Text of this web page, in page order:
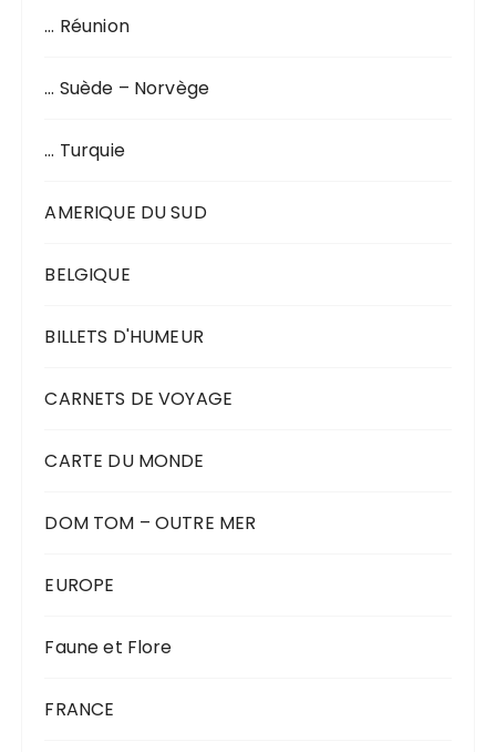
… Réunion
… Suède – Norvège
… Turquie
AMERIQUE DU SUD
BELGIQUE
BILLETS D'HUMEUR
CARNETS DE VOYAGE
CARTE DU MONDE
DOM TOM – OUTRE MER
EUROPE
Faune et Flore
FRANCE